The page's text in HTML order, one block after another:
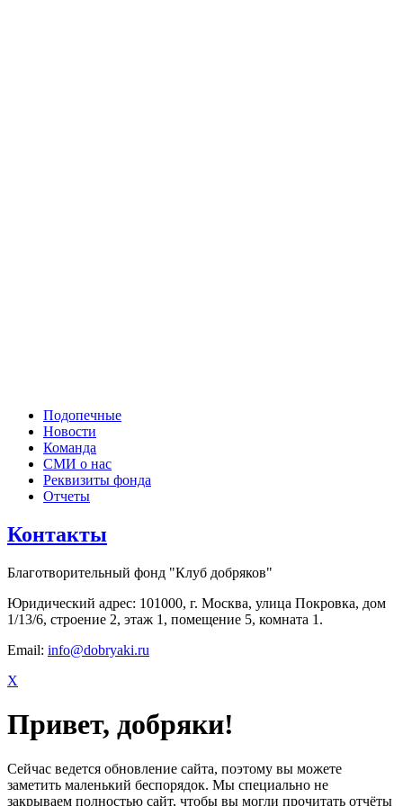
Подопечные
Новости
Команда
СМИ о нас
Реквизиты фонда
Отчеты
Контакты
Благотворительный фонд "Клуб добряков"
Юридический адрес: 101000, г. Москва, улица Покровка, дом
1/13/6, строение 2, этаж 1, помещение 5, комната 1.
Email: info@dobryaki.ru
X
Привет, добряки!
Сейчас ведется обновление сайта, поэтому вы можете
заметить маленький беспорядок. Мы специально не
закрываем полностью сайт, чтобы вы могли прочитать отчёты